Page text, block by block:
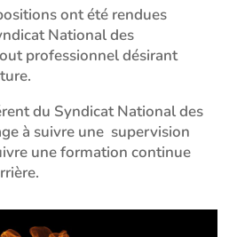
ont été rendues
National des
professionnel désirant
du Syndicat National des
à suivre une supervision
une formation continue